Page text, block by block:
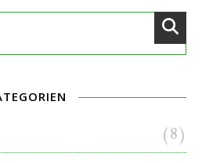
(8)